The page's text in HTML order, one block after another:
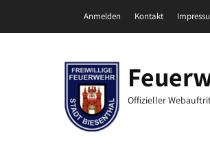
Header Top Menu
Anmelden Kontakt
Offizieller